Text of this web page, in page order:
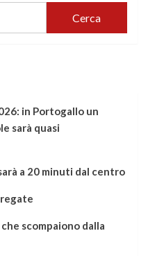
Cerca
in Portogallo un
sarà quasi
a 20 minuti dal centro
scompaiono dalla